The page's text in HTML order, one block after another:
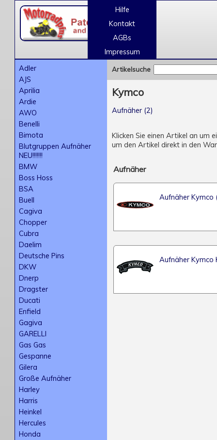
Hilfe
Kontakt
AGBs
Impressum
Adler
AJS
Aprilia
Ardie
AWO
Benelli
Bimota
Blutgruppen Aufnäher
NEU!!!!!!!
BMW
Boss Hoss
BSA
Buell
Cagiva
Chopper
Cubra
Daelim
Deutsche Pins
DKW
Dnerp
Dragster
Ducati
Enfield
Gagiva
GARELLI
Gas Gas
Gespanne
Gilera
Große Aufnäher
Harley
Harris
Heinkel
Hercules
Honda
Artikelsuche
Kymco
Aufnäher (2)
Klicken Sie einen Artikel an um
um den Artikel direkt in den
Aufnäher
Aufnäher Kymco
Aufnäher Kymco